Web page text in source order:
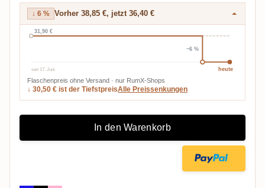
↓ 6 % Vorher 38,85 €, jetzt 36,40 €
−6 %
31,90 €
heute
seit 17. Juni
Flaschenpreis ohne Versand · nur RumX-Shops
↓ 30,50 € ist der TiefstpreisAlle Preissenkungen
In den Warenkorb